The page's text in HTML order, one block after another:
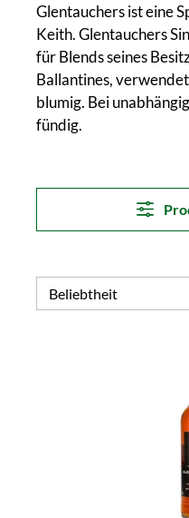
Glentauchers ist eine
Keith. Glentauchers
für Blends seines
Ballantines,
blumig. Bei
fündig.